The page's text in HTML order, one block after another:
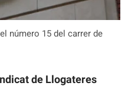
número 15 del carrer de
de Llogateres